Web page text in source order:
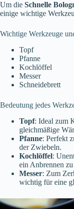
Um die Schnelle
einige wichtige
Wichtige Werkzeuge
Topf
Pfanne
Kochlöffel
Messer
Schneidebrett
Bedeutung jedes
Topf: Ideal zum
gleichmäßige
Pfanne: Perfekt
der Zwiebeln.
Kochlöffel:
ein Anbrennen
Messer: Zum
wichtig für eine